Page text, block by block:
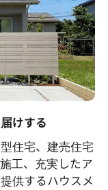
けする
住宅、建売住宅
工、充実したア
供するハウスメ